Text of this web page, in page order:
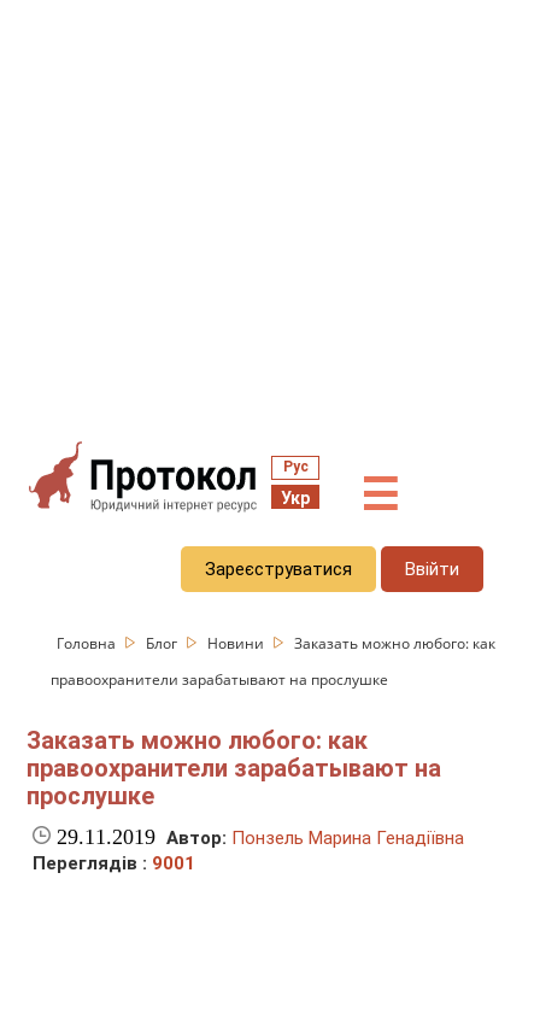
Рус
Укр ☰
Зареєструватися Ввійти
Головна Блог Новини
Заказать можно любого: как
правоохранители зарабатывают на прослушке
Заказать можно любого: как
правоохранители зарабатывают на
прослушке
29.11.2019 Автор: Понзель Марина Генадіївна
Переглядів : 9001